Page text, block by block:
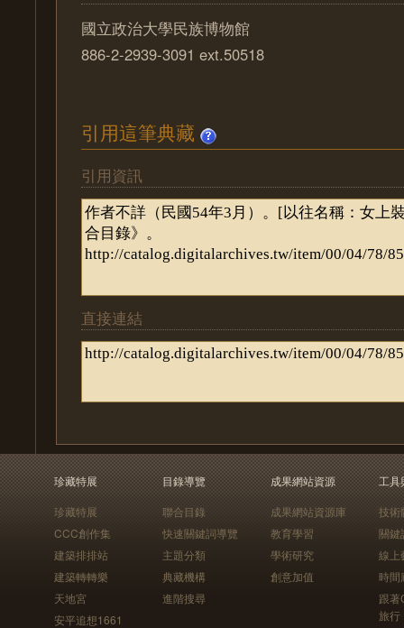
國立政治大學民族博物館
886-2-2939-3091 ext.50518
引用這筆典藏
引用資訊
直接連結
珍藏特展
珍藏特展
CCC創作集
建築排排站
建築轉轉樂
天地宮
安平追想1661
目錄導覽
聯合目錄
快速關鍵詞導覽
主題分類
典藏機構
進階搜尋
成果網站資源
成果網站資源庫
教育學習
學術研究
創意加值
工具
技術
關鍵
線上
時間
跟
旅行